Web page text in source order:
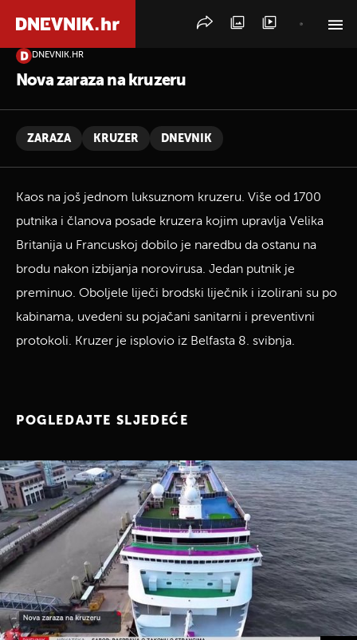
DNEVNIK.HR
Nova zaraza na kruzeru
ZARAZA KRUZER DNEVNIK
Kaos na još jednom luksuznom kruzeru. Više od 1700
putnika i članova posade kruzera kojim upravlja Velika
Britanija u Francuskoj dobilo je naredbu da ostanu na
brodu nakon izbijanja norovirusa. Jedan putnik je
preminuo. Oboljele liječi brodski liječnik i izolirani su po
kabinama, uvedeni su pojačani sanitarni i preventivni
protokoli. Kruzer je isplovio iz Belfasta 8. svibnja.
POGLEDAJTE SLJEDEĆE